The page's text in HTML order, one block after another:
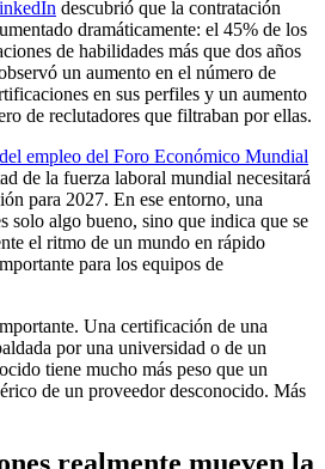
descubrió que la contratación
dramáticamente: el 45% de los
de habilidades más que dos años
un aumento en el número de
en sus perfiles y un aumento
de reclutadores que filtraban por ellas.
empleo del Foro Económico Mundial
de la fuerza laboral mundial necesitará
para 2027. En ese entorno, una
solo algo bueno, sino que indica que se
el ritmo de un mundo en rápido
para los equipos de
Una certificación de una
por una universidad o de un
tiene mucho más peso que un
de un proveedor desconocido. Más
realmente mueven la